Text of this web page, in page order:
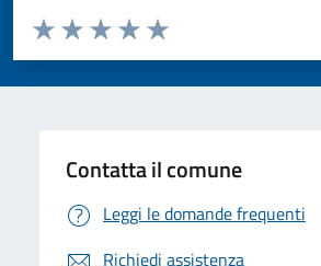
Valuta da 1 a 5 stelle la pagina
Valuta 5 stelle su 5
Valuta 4 stelle su 5
Valuta 3 stelle su 5
Valuta 2 stelle su 5
Valuta 1 stelle su 5
Contatta il comune
Leggi le domande frequenti
Richiedi assistenza